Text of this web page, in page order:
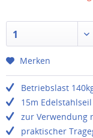
1
Merken
Betriebslast
15m Edelstahlseil
zur Verwendung
praktischer